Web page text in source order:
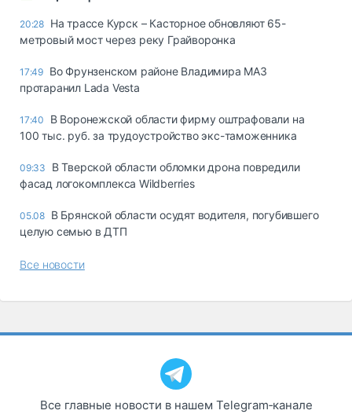
20:28 На трассе Курск – Касторное обновляют 65-
метровый мост через реку Грайворонка
17:49 Во Фрунзенском районе Владимира МАЗ
протаранил Lada Vesta
17:40
В Воронежской области фирму оштрафовали на
100 тыс. руб. за трудоустройство экс-таможенника
09:33
В Тверской области обломки дрона повредили
фасад логокомплекса Wildberries
05.08 В Брянской области осудят водителя, погубившего
целую семью в ДТП
Все новости
Все главные новости в нашем Telegram‑канале